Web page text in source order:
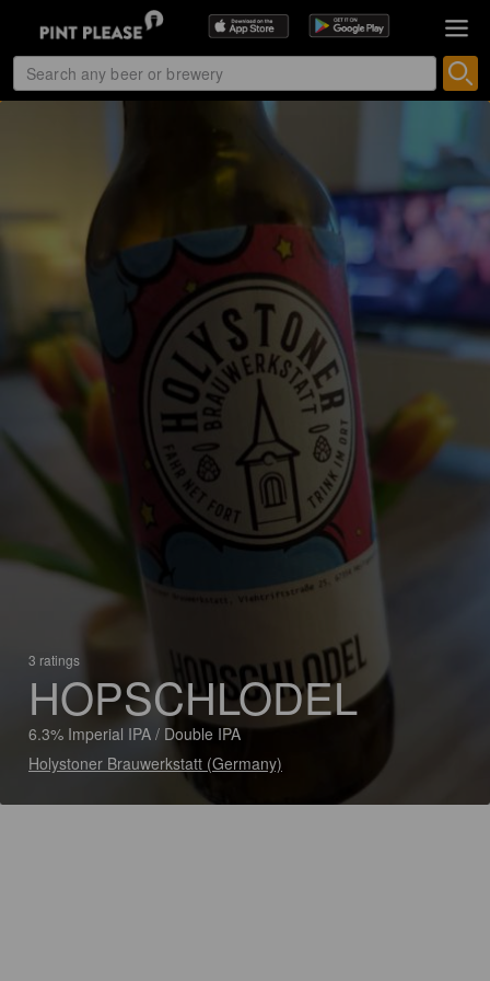
3 ratings
HOPSCHLODEL
6.3% Imperial IPA / Double IPA
Holystoner Brauwerkstatt (Germany)